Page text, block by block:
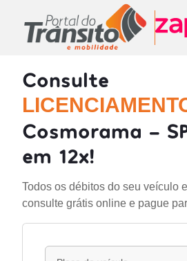
Consulte
Cosmorama -
em 12x!
Todos os débitos do seu veículo
consulte grátis online e pague